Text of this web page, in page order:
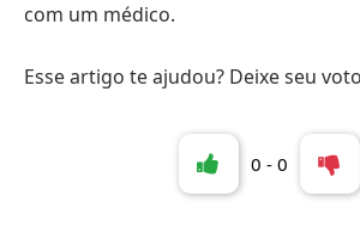
com um médico.
Esse artigo te ajudou? Deixe seu
0 - 0